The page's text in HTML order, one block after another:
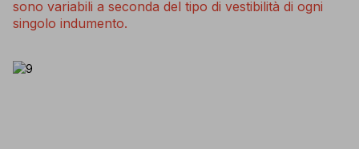
sono variabili a seconda del tipo di vestibilità di ogni
singolo indumento.